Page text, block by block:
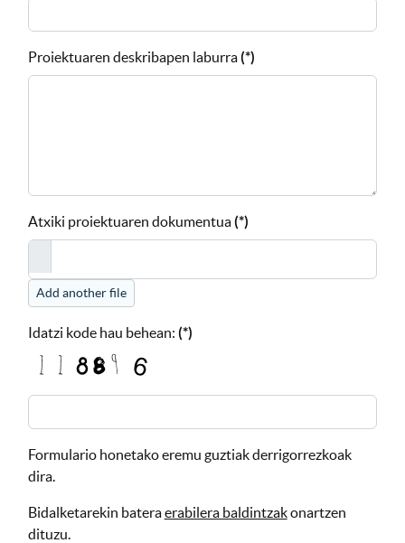
Proiektuaren deskribapen laburra(*)
Atxiki proiektuaren dokumentua(*)
Add another file
Idatzi kode hau behean: (*)
Formulario honetako eremu guztiak derrigorrezkoak
dira.
Bidalketarekin bateraerabilera baldintzakonartzen
dituzu.